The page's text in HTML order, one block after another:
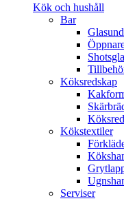
Kök och hushåll
Bar
Köksredskap
Kökstextiler
Serviser